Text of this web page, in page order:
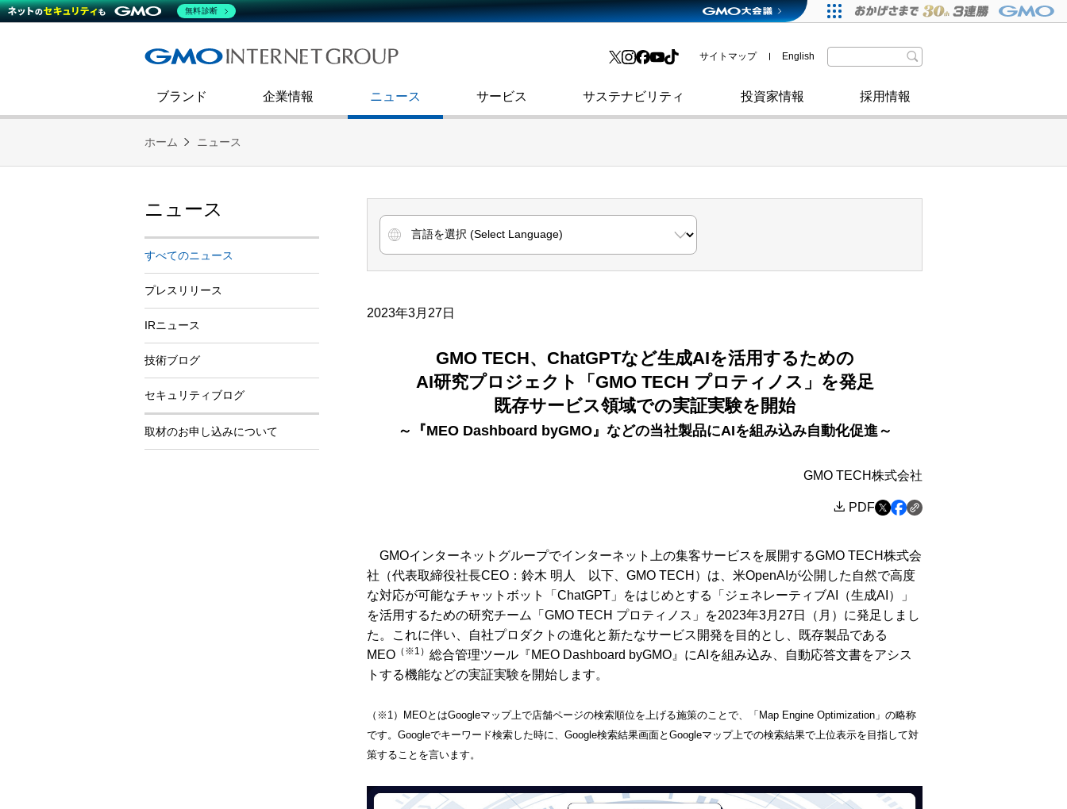
ブランド
企業情報
会社概要
社史
渋谷フクラス入館方法
ニュース
技術ブログ 取材のお申し込みについて
サービス
インターネットセキュリティ事業 その他
サステナビリティ
コミュニケーション
ダイバーシティ＆インクルージョン
SDGsへの取り組み
政府・自治体からの認定
投資家情報
熊谷正寿が語るグループ成長戦略・
財務・業績
よくあるご質問 格付・社債情報
採用情報
第二新卒採用 サイトマップ English
ホーム ニュース
2023年3月27日
GMO TECH、ChatGPTなど生成AIを活用するための
AI研究プロジェクト「GMO TECH プロティノス」を発足
既存サービス領域での実証実験を開始
～『MEO Dashboard byGMO』などの当社製品にAIを組み込み自動化促進～
GMO TECH株式会社
PDF
GMOインターネットグループでインターネット上の集客サービスを展開するGMO TECH株式会
社（代表取締役社長CEO：鈴木 明人 以下、GMO TECH）は、米OpenAIが公開した自然で高度
な対応が可能なチャットボット「ChatGPT」をはじめとする「ジェネレーティブAI（生成AI）」
を活用するための研究チーム「GMO TECH プロティノス」を2023年3月27日（月）に発足しまし
た。これに伴い、自社プロダクトの進化と新たなサービス開発を目的とし、既存製品である
MEO （※1） 総合管理ツール『MEO Dashboard byGMO』にAIを組み込み、自動応答文書をアシス
トする機能などの実証実験を開始します。
（※1）MEOとはGoogleマップ上で店舗ページの検索順位を上げる施策のことで、「Map Engine Optimization」の略称
です。Googleでキーワード検索した時に、Google検索結果画面とGoogleマップ上での検索結果で上位表示を目指して対
策することを言います。
ニュース
すべてのニュース
プレスリリース
IRニュース
技術ブログ
セキュリティブログ
取材のお申し込みについて
無料診断